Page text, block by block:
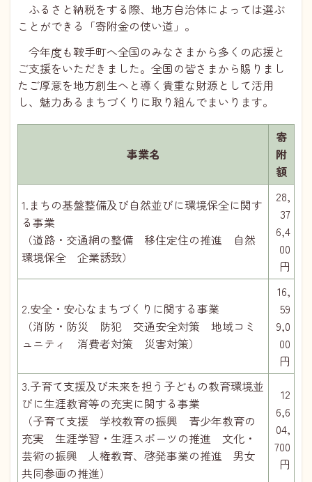
ふるさと納税をする際、地方自治体によっては選ぶ
ことができる「寄附金の使い道」。
今年度も鞍手町へ全国のみなさまから多くの応援と
ご支援をいただきました。全国の皆さまから賜りまし
たご厚意を地方創生へと導く貴重な財源として活用
し、魅力あるまちづくりに取り組んでまいります。
事業名
寄
附
額
1.まちの基盤整備及び自然並びに環境保全に関す
る事業
（道路・交通網の整備 移住定住の推進 自然
環境保全 企業誘致）
28,
37
6,4
00
円
2.安全・安心なまちづくりに関する事業
（消防・防災 防犯 交通安全対策 地域コミ
ュニティ 消費者対策 災害対策）
16,
59
9,0
00
円
3.子育て支援及び未来を担う子どもの教育環境並
びに生涯教育等の充実に関する事業
（子育て支援 学校教育の振興 青少年教育の
充実 生涯学習・生涯スポーツの推進 文化・
芸術の振興 人権教育、啓発事業の推進 男女
共同参画の推進）
12
6,6
04,
700
円